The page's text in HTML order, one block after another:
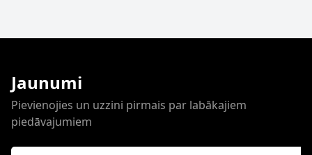
Jaunumi
Pievienojies un uzzini pirmais par labākajiem
piedāvajumiem